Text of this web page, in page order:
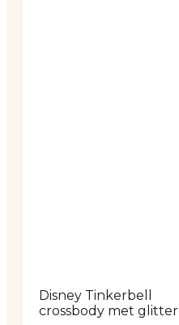
Disney Tinkerbell
crossbody met glitter